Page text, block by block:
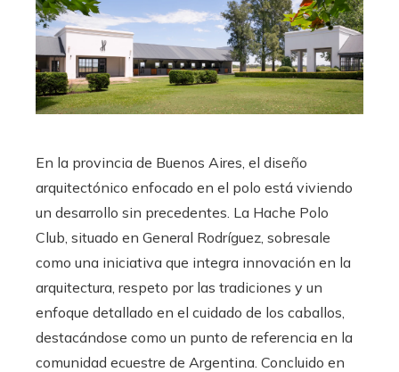
En la provincia de Buenos Aires, el diseño
arquitectónico enfocado en el polo está viviendo
un desarrollo sin precedentes. La Hache Polo
Club, situado en General Rodríguez, sobresale
como una iniciativa que integra innovación en la
arquitectura, respeto por las tradiciones y un
enfoque detallado en el cuidado de los caballos,
destacándose como un punto de referencia en la
comunidad ecuestre de Argentina. Concluido en